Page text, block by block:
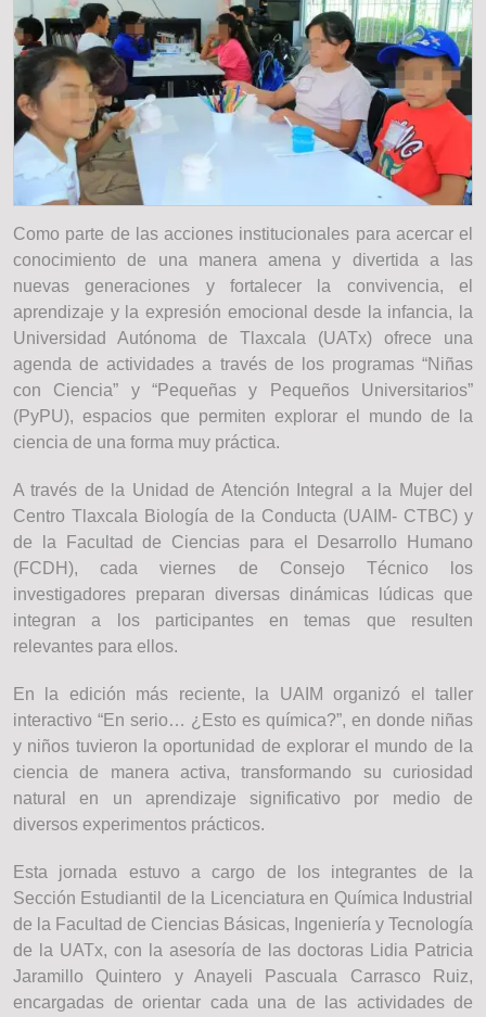
Como parte de las acciones institucionales para acercar el
conocimiento de una manera amena y divertida a las
nuevas generaciones y fortalecer la convivencia, el
aprendizaje y la expresión emocional desde la infancia, la
Universidad Autónoma de Tlaxcala (UATx) ofrece una
agenda de actividades a través de los programas “Niñas
con Ciencia” y “Pequeñas y Pequeños Universitarios”
(PyPU), espacios que permiten explorar el mundo de la
ciencia de una forma muy práctica.
A través de la Unidad de Atención Integral a la Mujer del
Centro Tlaxcala Biología de la Conducta (UAIM- CTBC) y
de la Facultad de Ciencias para el Desarrollo Humano
(FCDH), cada viernes de Consejo Técnico los
investigadores preparan diversas dinámicas lúdicas que
integran a los participantes en temas que resulten
relevantes para ellos.
En la edición más reciente, la UAIM organizó el taller
interactivo “En serio… ¿Esto es química?”, en donde niñas
y niños tuvieron la oportunidad de explorar el mundo de la
ciencia de manera activa, transformando su curiosidad
natural en un aprendizaje significativo por medio de
diversos experimentos prácticos.
Esta jornada estuvo a cargo de los integrantes de la
Sección Estudiantil de la Licenciatura en Química Industrial
de la Facultad de Ciencias Básicas, Ingeniería y Tecnología
de la UATx, con la asesoría de las doctoras Lidia Patricia
Jaramillo Quintero y Anayeli Pascuala Carrasco Ruiz,
encargadas de orientar cada una de las actividades de